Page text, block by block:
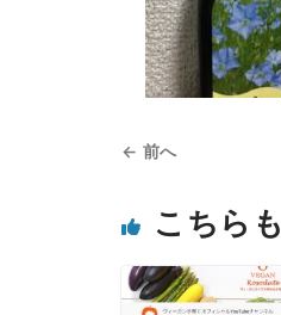
← 前へ
こちら